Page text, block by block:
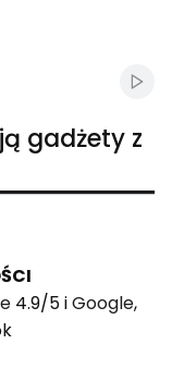
gadżety z
4.9/5 iGoogle,